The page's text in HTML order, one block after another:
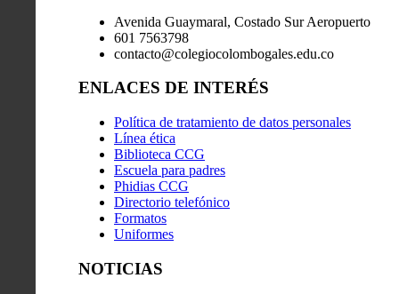
Avenida Guaymaral, Costado Sur Aeropuerto
601 7563798
contacto@colegiocolombogales.edu.co
ENLACES DE INTERÉS
Política de tratamiento de datos personales
Línea ética
Biblioteca CCG
Escuela para padres
Phidias CCG
Directorio telefónico
Formatos
Uniformes
NOTICIAS